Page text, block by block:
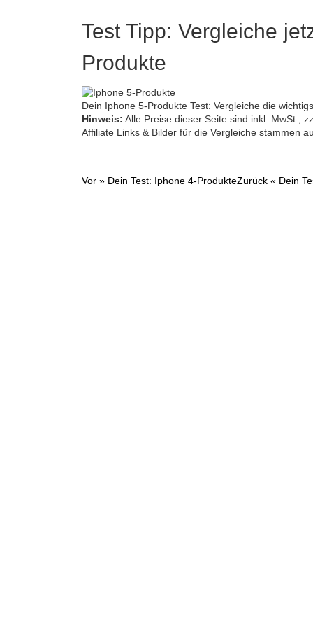
Test Tipp: Vergleiche
Produkte
Dein Iphone 5-Produkte Test: Vergleiche die
Hinweis: Alle Preise dieser Seite sind inkl. MwSt.,
Affiliate Links & Bilder für die Vergleiche stammen
Post
Vor » Dein Test: Iphone 4-ProdukteZurück « Dein